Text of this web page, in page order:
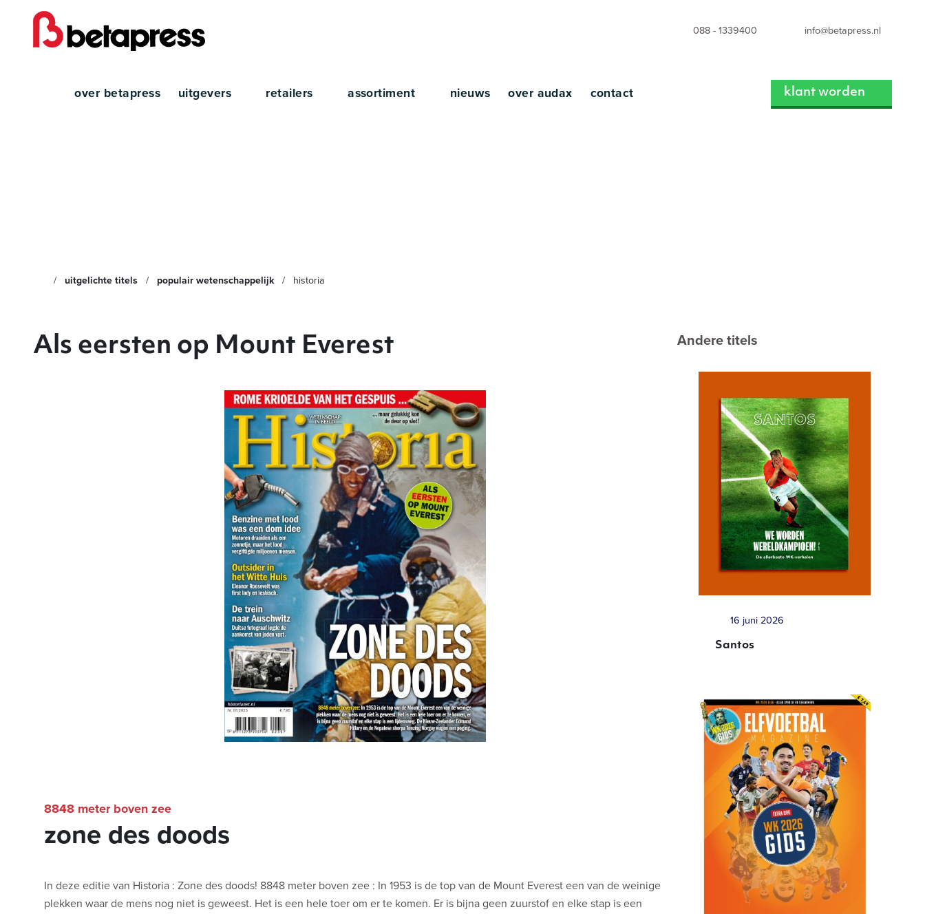
088 - 1339400 info@betapress.nl
over betapress uitgevers retailers assortiment nieuws over audax contact klant worden
uitgelichte titels populair wetenschappelijk historia
Als eersten op Mount Everest
zone des doods
8848 meter boven zee
In deze editie van Historia : Zone des doods! 8848 meter boven zee : In 1953 is de top van de Mount Everest een van de weinige
plekken waar de mens nog niet is geweest. Het is een hele toer om er te komen. Er is bijna geen zuurstof en elke stap is een
Andere titels
16 juni 2026
Santos